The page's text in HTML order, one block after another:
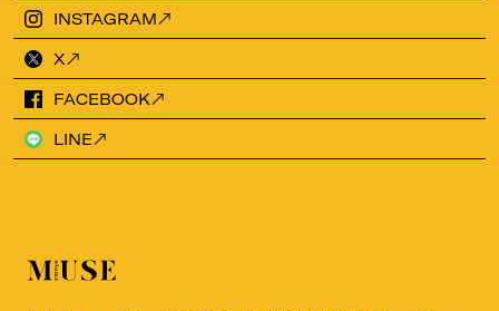
INSTAGRAM
X
FACEBOOK
LINE